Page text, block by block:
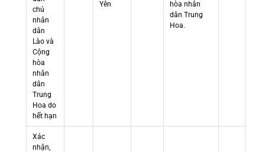
chủ
nhân
dân
Lào và
Cộng
hòa
nhân
dân
Trung
Hoa do
hết hạn
Yên
hòa nhân
dân Trung
Hoa.
Xác
nhận,